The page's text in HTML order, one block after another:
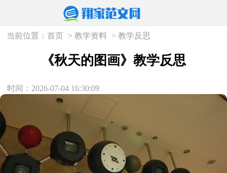
当前位置：首页 >教学资料 >教学反思
《秋天的图画》教学反思
时间：2026-07-04 16:30:09